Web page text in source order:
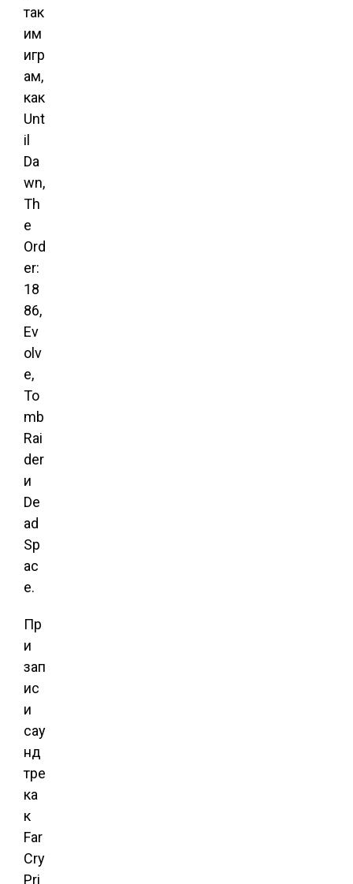
так
им
игр
ам,
как
Unt
il
Da
wn,
Th
e
Ord
er:
18
86,
Ev
olv
e,
To
mb
Rai
der
и
De
ad
Sp
ac
e.
Пр
и
зап
ис
и
сау
нд
тре
ка
к
Far
Cry
Pri